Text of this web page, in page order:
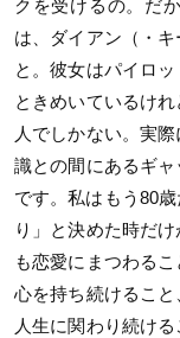
クを受けるの。だ
は、ダイアン（・
と。彼女はパイロ
ときめいているけ
人でしかない。実
識との間にあるギ
です。私はもう80
り」と決めた時だ
も恋愛にまつわる
心を持ち続けること
人生に関わり続け